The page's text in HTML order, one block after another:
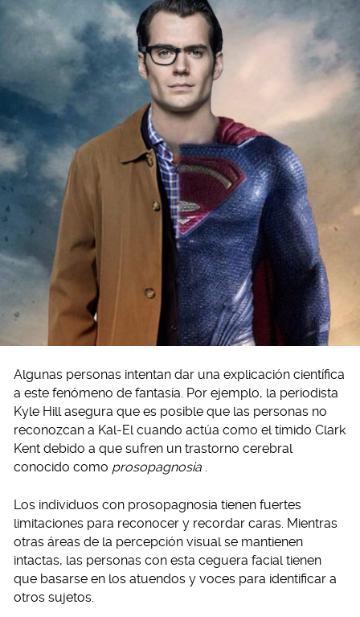
Algunas personas intentan dar una explicación científica
a este fenómeno de fantasía. Por ejemplo, la periodista
Kyle Hill asegura que es posible que las personas no
reconozcan a Kal-El cuando actúa como el tímido Clark
Kent debido a que sufren un trastorno cerebral
conocido como prosopagnosia .
Los individuos con prosopagnosia tienen fuertes
limitaciones para reconocer y recordar caras. Mientras
otras áreas de la percepción visual se mantienen
intactas, las personas con esta ceguera facial tienen
que basarse en los atuendos y voces para identificar a
otros sujetos.